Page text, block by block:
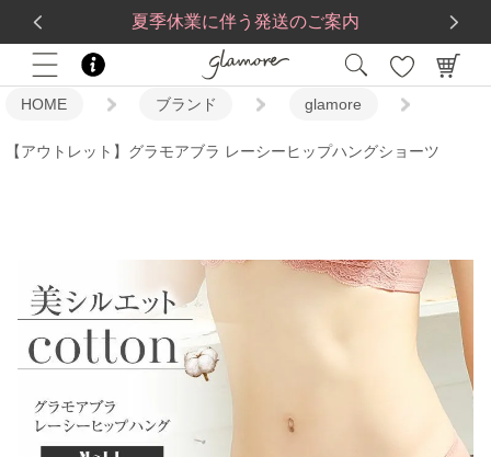
夏季休業に伴う発送のご案内
送料一律560円5,500 円(税込)以上で送料無料
HOME ブランド glamore
【アウトレット】グラモアブラ レーシーヒップハングショーツ